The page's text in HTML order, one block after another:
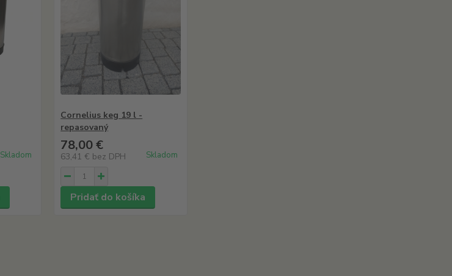
Skladom
Cornelius keg 19 l -
repasovaný
78,00 €
63,41 € bez DPH Skladom
Pridať do košíka